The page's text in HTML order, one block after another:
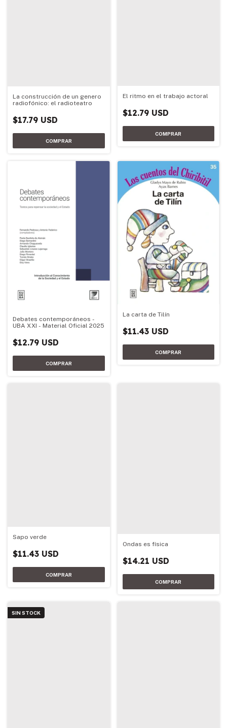
La construcción de un genero
radiofónico: el radioteatro
$17.79 USD
El ritmo en el trabajo actoral
$12.79 USD
Debates contemporáneos -
UBA XXI - Material Oficial 2025
$12.79 USD
La carta de Tilín
$11.43 USD
Sapo verde
$11.43 USD
Ondas es física
$14.21 USD
SIN STOCK